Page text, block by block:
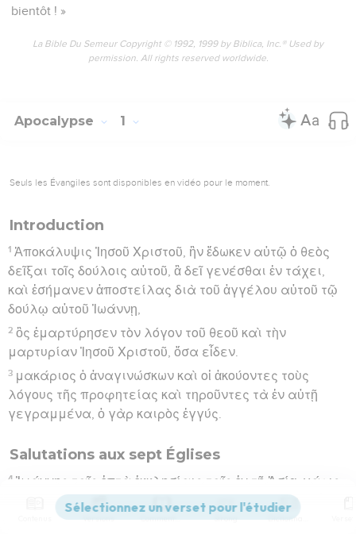
bientôt ! »
La Bible Du Semeur Copyright © 1992, 1999 by Biblica, Inc.® Used by
permission. All rights reserved worldwide.
Apocalypse 1
Seuls les Évangiles sont disponibles en vidéo pour le moment.
Introduction
1 Ἀποκάλυψις Ἰησοῦ Χριστοῦ, ἣν ἔδωκεν αὐτῷ ὁ θεὸς
δεῖξαι τοῖς δούλοις αὐτοῦ, ἃ δεῖ γενέσθαι ἐν τάχει,
καὶ ἐσήμανεν ἀποστείλας διὰ τοῦ ἀγγέλου αὐτοῦ τῷ
δούλῳ αὐτοῦ Ἰωάννῃ,
2 ὃς ἐμαρτύρησεν τὸν λόγον τοῦ θεοῦ καὶ τὴν
μαρτυρίαν Ἰησοῦ Χριστοῦ, ὅσα εἶδεν.
3 μακάριος ὁ ἀναγινώσκων καὶ οἱ ἀκούοντες τοὺς
λόγους τῆς προφητείας καὶ τηροῦντες τὰ ἐν αὐτῇ
γεγραμμένα, ὁ γὰρ καιρὸς ἐγγύς.
Salutations aux sept Églises
4 Ἰωάννης ταῖς ἑπτὰ ἐκκλησίαις ταῖς ἐν τῇ Ἀσίᾳ· χάρις
ὑμῖν καὶ εἰρήνη ἀπὸ ὁ ὢν καὶ ὁ ἦν καὶ ὁ ἐρχόμενος, καὶ
ἀπὸ τῶν ἑπτὰ πνευμάτων ἃ ἐνώπιον τοῦ θρόνου αὐτοῦ,
Versions Commentaires Strong